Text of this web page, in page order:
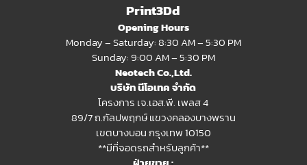
Print3Dd
Opening Hours
Monday – Saturday: 8:30 AM – 5:30 PM
Sunday: 9:00 AM – 5:30 PM
Neotech Co.,Ltd.
บริษัท นีโอเทค จำกัด
โครงการ เจ.เอส.พี. เพลส 4
89/7 ถ.กัลปพฤกษ์ แขวงคลองบางพราน
เขตบางบอน กรุงเทพ 10150
**มีที่จอดรถสำหรับลูกค้า**